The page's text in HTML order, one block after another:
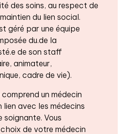
des soins, au respect de
du lien social.
géré par une équipe
du.de la
de son staff
animateur,
cadre de vie).
comprend un médecin
avec les médecins
soignante. Vous
de votre médecin